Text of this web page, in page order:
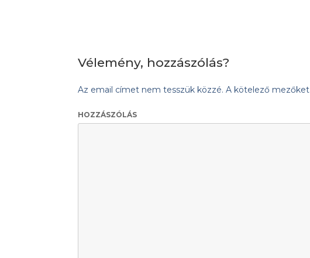
Vélemény, hozzászólás?
Az email címet nem tesszük közzé. A kötelező mezőket
HOZZÁSZÓLÁS